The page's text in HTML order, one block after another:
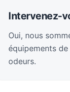
Intervenez-
Oui, nous
équipements
odeurs.